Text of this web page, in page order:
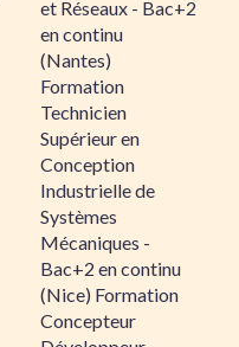
et Réseaux - Bac+2
en continu
(Nantes)
Formation
Technicien
Supérieur en
Conception
Industrielle de
Systèmes
Mécaniques -
Bac+2 en continu
(Nice) Formation
Concepteur